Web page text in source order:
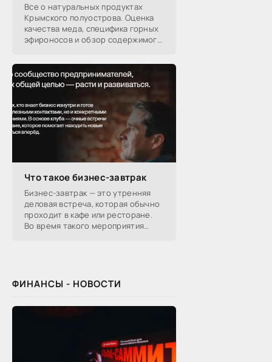
Все о натуральных продуктах
Крымского полуострова. Оценка
качества меда, специфика горных
эфироносов и обзор содержимого
производителей.
Что такое бизнес-завтрак
Бизнес-завтрак — это утренняя
деловая встреча, которая обычно
проходит в кафе или ресторане.
Во время такого мероприятия
ФИНАНСЫ - НОВОСТИ